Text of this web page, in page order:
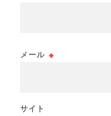
メール ※
サイト